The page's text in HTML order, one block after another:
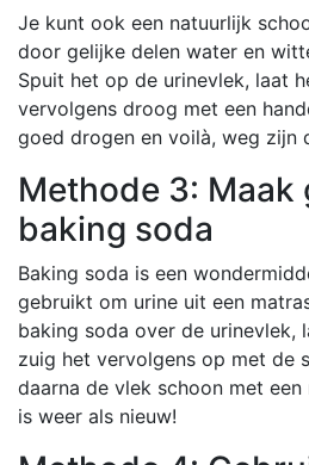
Je kunt ook een natuurlijk
door gelijke delen water en
Spuit het op de urinevlek, laat
vervolgens droog met een
goed drogen en voilà, weg zijn
Methode 3: Maak
baking soda
Baking soda is een
gebruikt om urine uit een
baking soda over de urinevlek,
zuig het vervolgens op met de
daarna de vlek schoon met
is weer als nieuw!